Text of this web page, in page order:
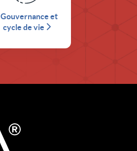
Gouvernance et
cycle de vie